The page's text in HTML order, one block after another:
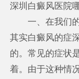
深圳白癜风医院
一、在我们的
其实白癜风的症
的。常见的症状
着。由于这种情